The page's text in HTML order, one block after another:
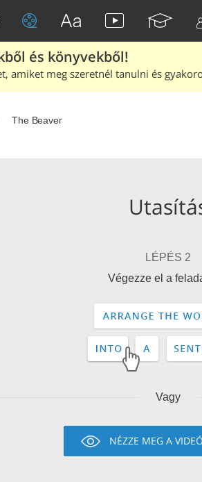
és könyvekből!
amiket meg szeretnél tanulni és
The Beaver
LÉPÉS 2
Végezze el a
Vagy
NÉZZE MEG A